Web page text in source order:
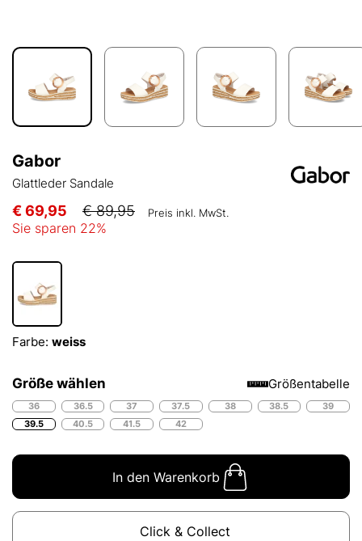
Gabor
Glattleder Sandale
€ 69,95 € 89,95 Preis inkl. MwSt.
Sie sparen 22%
Farbe: weiss
Größe wählen Größentabelle
36 36.5 37 37.5 38 38.5
39
39.5
40.5 41.5 42
In den Warenkorb
Click & Collect